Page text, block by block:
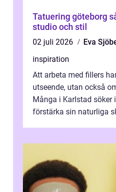
Tatuering göteborg så hittar du rätt
studio och stil
02 juli 2026
Eva
inspiration
Att arbeta med fillers
utseende, utan också
Många i Karlstad söker
förstärka sin naturliga